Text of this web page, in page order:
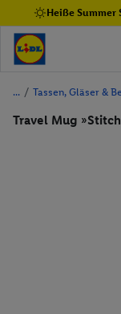
Heiße Summer
/ Tassen, Gläser &
Travel Mug